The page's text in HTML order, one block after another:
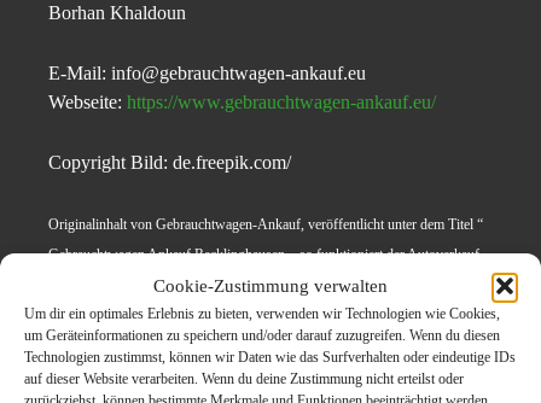
Cookie-Zustimmung verwalten
Um dir ein optimales Erlebnis zu bieten, verwenden wir Technologien wie Cookies,
um Geräteinformationen zu speichern und/oder darauf zuzugreifen. Wenn du diesen
Technologien zustimmst, können wir Daten wie das Surfverhalten oder eindeutige IDs
auf dieser Website verarbeiten. Wenn du deine Zustimmung nicht erteilst oder
Borhan Khaldoun
E-Mail: info@gebrauchtwagen-ankauf.eu
Webseite: https://www.gebrauchtwagen-ankauf.eu/
Copyright Bild: de.freepik.com/
Originalinhalt von Gebrauchtwagen-Ankauf, veröffentlicht unter dem Titel “
Gebrauchtwagen Ankauf Recklinghausen – so funktioniert der Autoverkauf
im regionalen Markt“, übermittelt durch Carpr.de
Themen zum Beitrag